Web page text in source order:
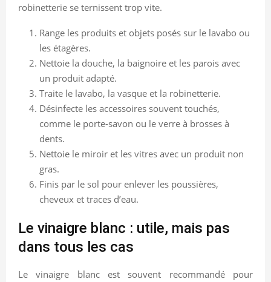
robinetterie se ternissent trop vite.
Range les produits et objets posés sur le lavabo ou
les étagères.
Nettoie la douche, la baignoire et les parois avec
un produit adapté.
Traite le lavabo, la vasque et la robinetterie.
Désinfecte les accessoires souvent touchés,
comme le porte-savon ou le verre à brosses à
dents.
Nettoie le miroir et les vitres avec un produit non
gras.
Finis par le sol pour enlever les poussières,
cheveux et traces d’eau.
Le vinaigre blanc : utile, mais pas
dans tous les cas
Le vinaigre blanc est souvent recommandé pour